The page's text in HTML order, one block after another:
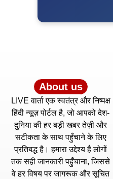
About us
LIVE वार्ता एक स्वतंत्र और निष्पक्ष
हिंदी न्यूज़ पोर्टल है, जो आपको देश-
दुनिया की हर बड़ी खबर तेज़ी और
सटीकता के साथ पहुँचाने के लिए
प्रतिबद्ध है। हमारा उद्देश्य है लोगों
तक सही जानकारी पहुँचाना, जिससे
वे हर विषय पर जागरूक और सूचित